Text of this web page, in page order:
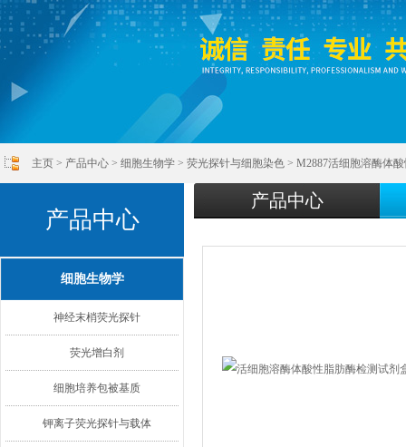
主页 > 产品中心 > 细胞生物学 > 荧光探针与细胞染色 > M2887活细胞溶酶体
产品中心
细胞生物学
神经末梢荧光探针
荧光增白剂
细胞培养包被基质
钾离子荧光探针与载体
产品中心